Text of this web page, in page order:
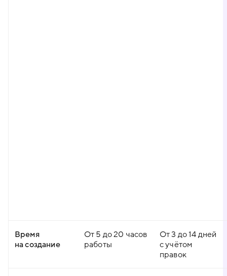
Время
на создание
От 5 до 20 часов
работы
От 3 до 14 дней
с учётом
правок